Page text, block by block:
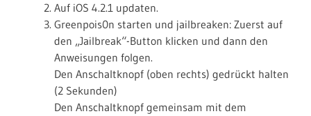
Auf iOS 4.2.1 updaten.
Greenpois0n starten und jailbreaken: Zuerst auf
den „Jailbreak“-Button klicken und dann den
Anweisungen folgen.
Den Anschaltknopf (oben rechts) gedrückt halten
(2 Sekunden)
Den Anschaltknopf gemeinsam mit dem